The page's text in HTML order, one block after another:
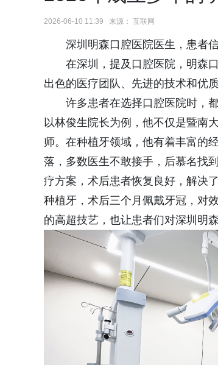
2026-06-10 11:39 来源： 互联网
深圳明森口腔医院医生，患者
在深圳，提及口腔医院，明森口
出色的医疗团队、先进的技术和优
许多患者在选择口腔医院时，都
以林俊生院长为例，他不仅是暨南
师。在种植牙领域，他有着丰富的
落，多数医生不敢接手，后慕名找
疗方案，术后患者恢复良好，解决
种植牙，术后三个月佩戴牙冠，对
的高超技艺，也让患者们对深圳明